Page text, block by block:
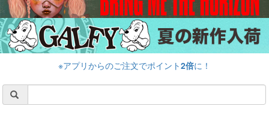
※アプリからのご注文でポイント2倍に！